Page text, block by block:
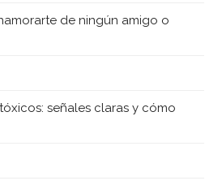
de ningún amigo o
señales claras y cómo